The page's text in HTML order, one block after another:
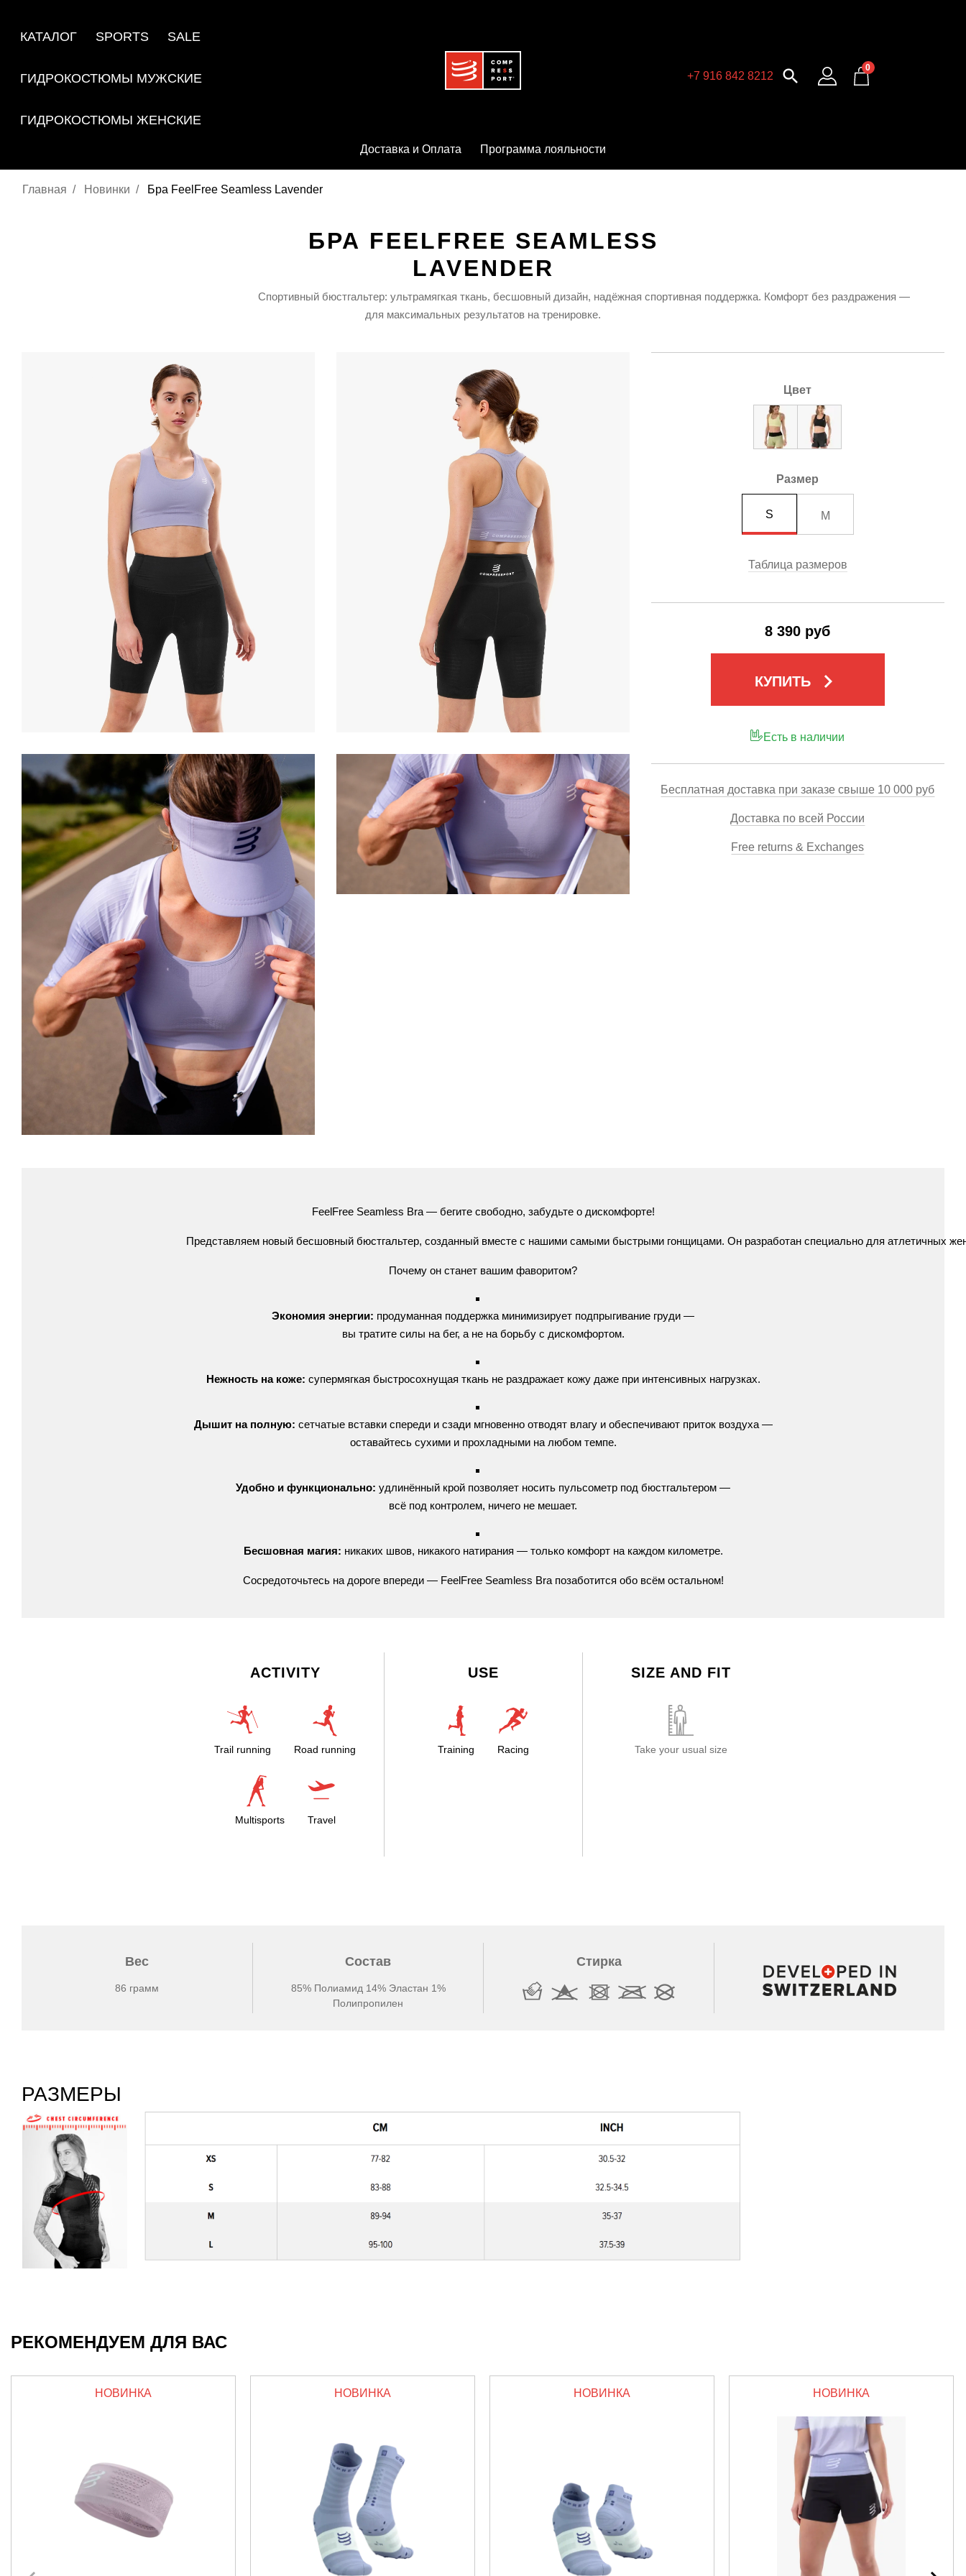
КАТАЛОГ SPORTS SALE
ГИДРОКОСТЮМЫ МУЖСКИЕ
ГИДРОКОСТЮМЫ ЖЕНСКИЕ
+7 916 842 8212  0
Доставка и Оплата Программа лояльности
Главная Новинки Бра FeelFree Seamless Lavender
БРА FEELFREE SEAMLESS
LAVENDER
Спортивный бюстгальтер: ультрамягкая ткань, бесшовный дизайн, надёжная спортивная поддержка. Комфорт без раздражения —
для максимальных результатов на тренировке.
Цвет
Размер
S M
Таблица размеров
8 390 руб
КУПИТЬ keyboard_arrow_right
Есть в наличии
Бесплатная доставка при заказе свыше 10 000 руб
Доставка по всей России
Free returns & Exchanges
FeelFree Seamless Bra — бегите свободно, забудьте о дискомфорте!
Представляем новый бесшовный бюстгальтер, созданный вместе с нашими самыми быстрыми гонщицами. Он разработан специально для атлетичных
Почему он станет вашим фаворитом?
Экономия энергии: продуманная поддержка минимизирует подпрыгивание груди —
вы тратите силы на бег, а не на борьбу с дискомфортом.
Нежность на коже: супермягкая быстросохнущая ткань не раздражает кожу даже при интенсивных нагрузках.
Дышит на полную: сетчатые вставки спереди и сзади мгновенно отводят влагу и обеспечивают приток воздуха —
оставайтесь сухими и прохладными на любом темпе.
Удобно и функционально: удлинённый крой позволяет носить пульсометр под бюстгальтером —
всё под контролем, ничего не мешает.
Бесшовная магия: никаких швов, никакого натирания — только комфорт на каждом километре.
Сосредоточьтесь на дороге впереди — FeelFree Seamless Bra позаботится обо всём остальном!
ACTIVITY
Trail running Road running
Multisports Travel
USE
Training Racing
SIZE AND FIT
Take your usual size
Вес
86 грамм
Состав
85% Полиамид 14% Эластан 1%
Полипропилен
Стирка
РАЗМЕРЫ
РЕКОМЕНДУЕМ ДЛЯ ВАС
НОВИНКА НОВИНКА НОВИНКА НОВИНКА